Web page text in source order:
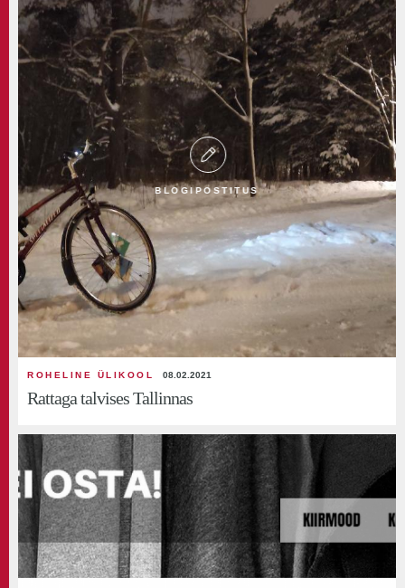
BLOGIPOSTITUS
ROHELINE ÜLIKOOL 08.02.2021
Rattaga talvises Tallinnas